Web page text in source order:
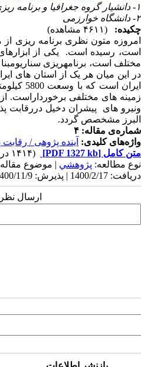
۱- دانشیار گروه جغرافیا و برنامه ریزی شهری، دانشکده علوم جغرافیایی ، دانشگاه خوارزمی تهران، ایران ،
۲- دانشگاه خوارزمی
چکیده:
(۴۶۱۱ مشاهده)
امروزه متون نظری برنامه ­ریزی از
است، رسیده است.
یکی از
مختلف است، برنامه­ریزی
در این میان هر یک از استان های
ایران
زمینه های مختلفی
ونیرو های پیشران­ دخیل دررقابت
البرز مشخصص گردد.
شماره‌ی مقاله: ۴
واژه‌های کلیدی: آینده پژوهی /
متن کامل [PDF 1327 kb]
(۱۴۱۴ دریافت)
نوع مطالعه: پژوهشي | موضوع
دریافت: 1400/2/17 | پذیرش: 1400/11/9
ارسال